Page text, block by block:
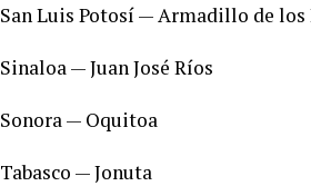
San Luis Potosí — Armadillo de los
Sinaloa — Juan José Ríos
Sonora — Oquitoa
Tabasco — Jonuta